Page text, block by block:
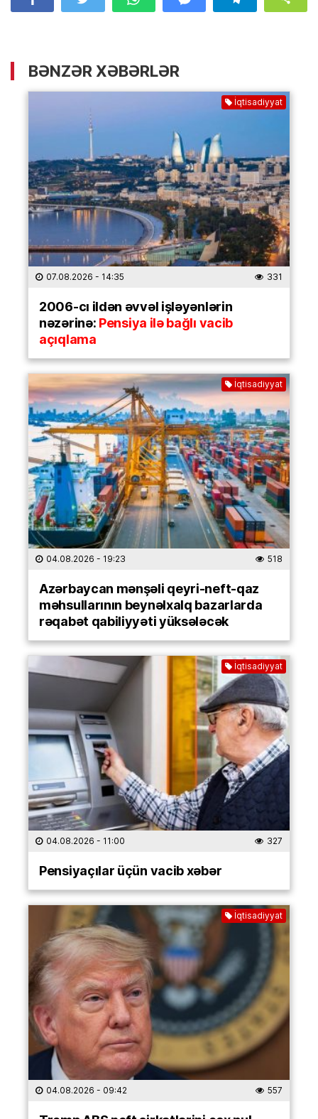
BƏNZƏR XƏBƏRLƏR
İqtisadiyyat
07.08.2026 - 14:35 331
2006-cı ildən əvvəl işləyənlərin
nəzərinə:Pensiya ilə bağlı vacib
açıqlama
İqtisadiyyat
04.08.2026 - 19:23 518
Azərbaycan mənşəli qeyri-neft-qaz
məhsullarının beynəlxalq bazarlarda
rəqabət qabiliyyəti yüksələcək
İqtisadiyyat
04.08.2026 - 11:00 327
Pensiyaçılar üçün vacib xəbər
İqtisadiyyat
04.08.2026 - 09:42 557